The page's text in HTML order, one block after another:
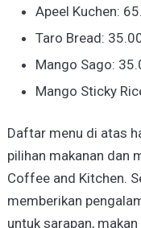
Apeel Kuchen:
Taro Bread:
Mango Sago:
Mango Sticky
Daftar menu di atas
pilihan makanan dan
Coffee and Kitchen.
memberikan
untuk sarapan,